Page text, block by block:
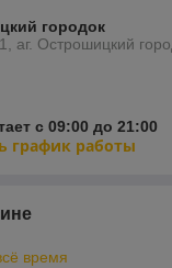
городок
аг. Острошицкий
с 09:00 до 21:00
график работы
время